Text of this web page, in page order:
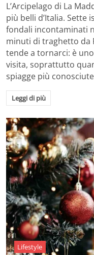
L’Arcipelago di La
più belli d’Italia. Sette
fondali incontaminati
minuti di traghetto da
tende a tornarci: è
visita, soprattutto
spiagge più
Leggi di più
Lifestyle